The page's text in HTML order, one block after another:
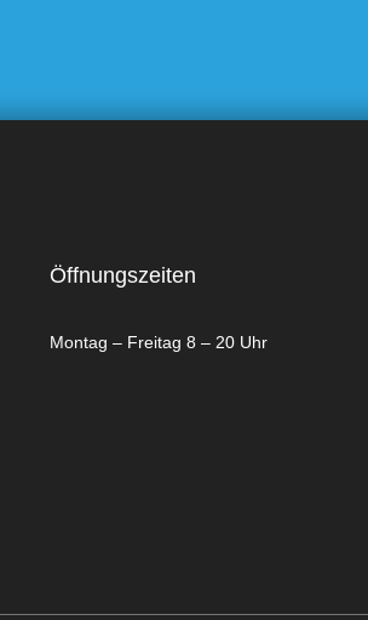
Öffnungszeiten
Montag – Freitag 8 – 20 Uhr